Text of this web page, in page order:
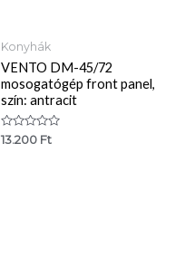
Konyhák
VENTO DM-45/72
mosogatógép front panel,
szín: antracit
Értékelés:
0
13.200 Ft